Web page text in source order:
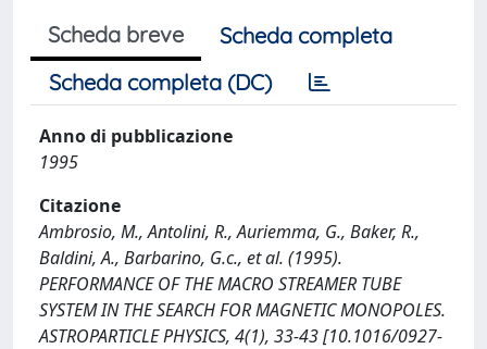
Scheda breve
Scheda completa
Scheda completa (DC)
Anno di pubblicazione
1995
Citazione
Ambrosio, M., Antolini, R., Auriemma, G., Baker, R.,
Baldini, A., Barbarino, G.c., et al. (1995).
PERFORMANCE OF THE MACRO STREAMER TUBE
SYSTEM IN THE SEARCH FOR MAGNETIC MONOPOLES.
ASTROPARTICLE PHYSICS, 4(1), 33-43 [10.1016/0927-